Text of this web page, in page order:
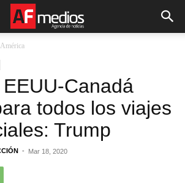
América
Canadá
todos los viajes
Trump
- Mar 18, 2020